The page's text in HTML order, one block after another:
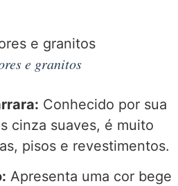
e granitos
Conhecido por sua
cinza suaves, é muito
pisos e revestimentos.
Apresenta uma cor bege